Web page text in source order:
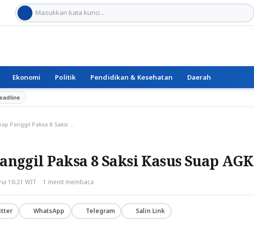
Ekonomi Politik Pendidikan & Kesehatan Daerah
JPU KPK Siap Panggil Paksa 8 Saksi Kasus Suap AGK
Paksa 8 Saksi Kasus Suap AGK
16:21 WIT 1 menit membaca
WhatsApp Telegram Salin Link